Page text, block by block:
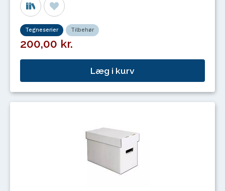
Tegneserier Tilbehør
200,00 kr.
Læg i kurv